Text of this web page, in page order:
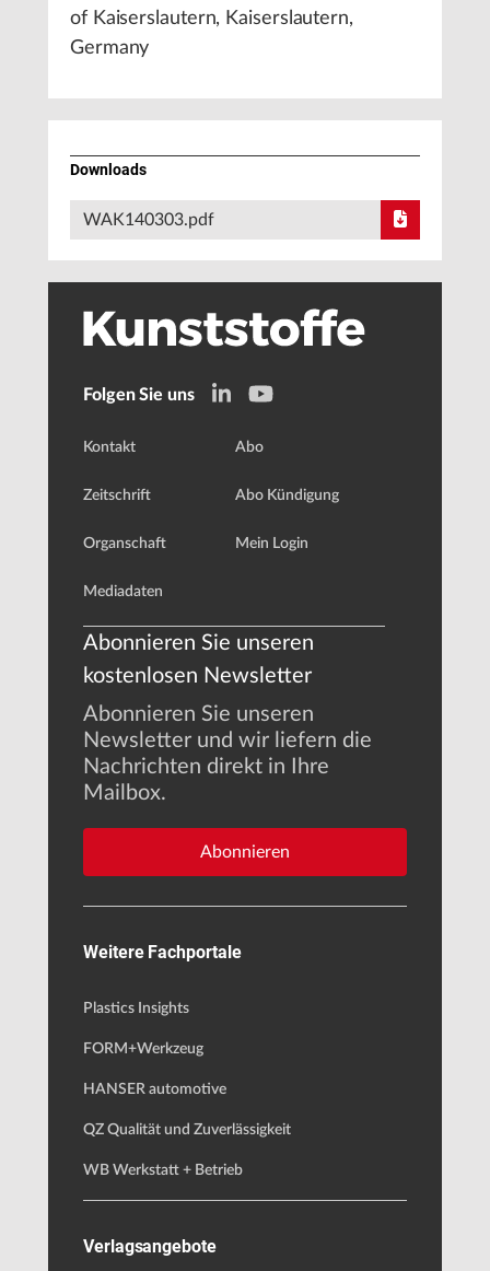
of Kaiserslautern, Kaiserslautern,
Germany
Downloads
WAK140303.pdf
Folgen Sie uns
Kontakt
Zeitschrift
Organschaft
Mediadaten
Abo
Abo Kündigung
Mein Login
Abonnieren Sie unseren
kostenlosen Newsletter
Abonnieren Sie unseren
Newsletter und wir liefern die
Nachrichten direkt in Ihre
Mailbox.
Abonnieren
Weitere Fachportale
Plastics Insights
FORM+Werkzeug
HANSER automotive
QZ Qualität und Zuverlässigkeit
WB Werkstatt + Betrieb
Verlagsangebote